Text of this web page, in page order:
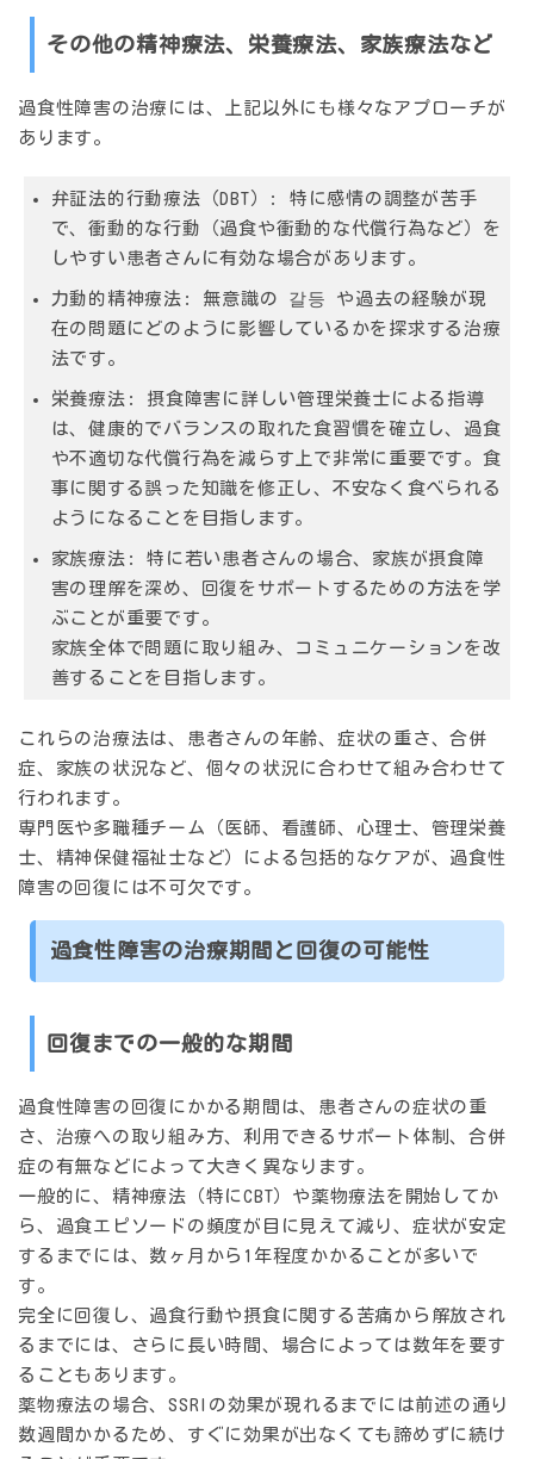
その他の精神療法、栄養療法、家族療法など
過食性障害の治療には、上記以外にも様々なアプローチが
あります。
弁証法的行動療法（DBT）:
特に感情の調整が苦手
で、衝動的な行動（過食や衝動的な代償行為など）を
しやすい患者さんに有効な場合があります。
力動的精神療法:
無意識の 갈등 や過去の経験が現
在の問題にどのように影響しているかを探求する治療
法です。
栄養療法:
摂食障害に詳しい管理栄養士による指導
は、健康的でバランスの取れた食習慣を確立し、過食
や不適切な代償行為を減らす上で非常に重要です。食
事に関する誤った知識を修正し、不安なく食べられる
ようになることを目指します。
家族療法:
特に若い患者さんの場合、家族が摂食障
害の理解を深め、回復をサポートするための方法を学
ぶことが重要です。
家族全体で問題に取り組み、コミュニケーションを改
善することを目指します。
これらの治療法は、患者さんの年齢、症状の重さ、合併
症、家族の状況など、個々の状況に合わせて組み合わせて
行われます。
専門医や多職種チーム（医師、看護師、心理士、管理栄養
士、精神保健福祉士など）による包括的なケアが、過食性
障害の回復には不可欠です。
過食性障害の治療期間と回復の可能性
回復までの一般的な期間
過食性障害の回復にかかる期間は、患者さんの症状の重
さ、治療への取り組み方、利用できるサポート体制、合併
症の有無などによって大きく異なります。
一般的に、精神療法（特にCBT）や薬物療法を開始してか
ら、過食エピソードの頻度が目に見えて減り、症状が安定
するまでには、 数ヶ月から1年程度 かかることが多いで
す。
完全に回復し、過食行動や摂食に関する苦痛から解放され
るまでには、さらに長い時間、場合によっては 数年を要す
ることもあります。
薬物療法の場合、SSRIの効果が現れるまでには前述の通り
数週間かかるため、すぐに効果が出なくても諦めずに続け